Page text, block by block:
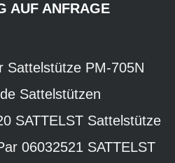
AUF ANFRAGE
Sattelstütze PM-705N
Sattelstützen
SATTELST Sattelstütze
06032521 SATTELST